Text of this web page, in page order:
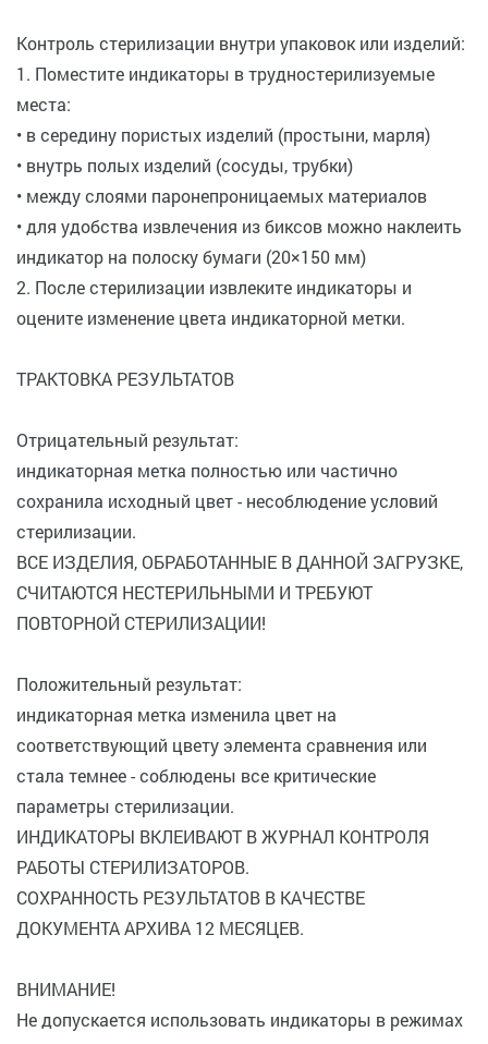
Контроль стерилизации внутри упаковок или изделий:
1. Поместите индикаторы в трудностерилизуемые
места:
• в середину пористых изделий (простыни, марля)
• внутрь полых изделий (сосуды, трубки)
• между слоями паронепроницаемых материалов
• для удобства извлечения из биксов можно наклеить
индикатор на полоску бумаги (20×150 мм)
2. После стерилизации извлеките индикаторы и
оцените изменение цвета индикаторной метки.
ТРАКТОВКА РЕЗУЛЬТАТОВ
Отрицательный результат:
индикаторная метка полностью или частично
сохранила исходный цвет - несоблюдение условий
стерилизации.
ВСЕ ИЗДЕЛИЯ, ОБРАБОТАННЫЕ В ДАННОЙ ЗАГРУЗКЕ,
СЧИТАЮТСЯ НЕСТЕРИЛЬНЫМИ И ТРЕБУЮТ
ПОВТОРНОЙ СТЕРИЛИЗАЦИИ!
Положительный результат:
индикаторная метка изменила цвет на
соответствующий цвету элемента сравнения или
стала темнее - соблюдены все критические
параметры стерилизации.
ИНДИКАТОРЫ ВКЛЕИВАЮТ В ЖУРНАЛ КОНТРОЛЯ
РАБОТЫ СТЕРИЛИЗАТОРОВ.
СОХРАННОСТЬ РЕЗУЛЬТАТОВ В КАЧЕСТВЕ
ДОКУМЕНТА АРХИВА 12 МЕСЯЦЕВ.
ВНИМАНИЕ!
Не допускается использовать индикаторы в режимах